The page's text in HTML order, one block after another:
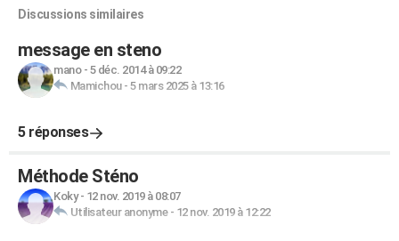
Discussions similaires
message en steno
mano- 5 déc. 2014 à 09:22
Mamichou- 5 mars 2025 à 13:16
5 réponses
Méthode Sténo
Koky- 12 nov. 2019 à 08:07
Utilisateur anonyme- 12 nov. 2019 à 12:22